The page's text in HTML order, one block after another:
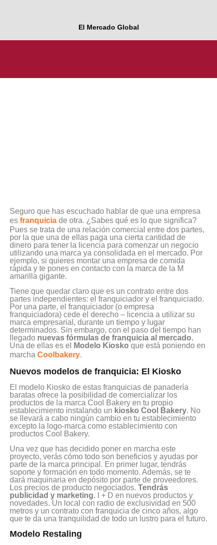
El Mercado Global
Seguro que has escuchado hablar de que una empresa
es franquicia de otra. ¿Sabes qué es lo que significa?
Pues se trata de una relación comercial entre dos partes,
por la que una de ellas paga una cierta cantidad de
dinero para tener la licencia para comenzar un negocio
utilizando una marca ya consolidada en el mercado. Por
ejemplo, si quieres montar una empresa de comida
rápida y te pones en contacto con la marca de la M
amarilla gigante.
Tiene que quedar claro que es un contrato entre dos
partes independientes: el franquiciador y el franquiciado.
Por una parte, el franquiciador (o empresa
franquiciadora) cede el derecho – licencia a utilizar su
marca empresarial, durante un tiempo y lugar
determinados. Sin embargo, con el paso del tiempo han
llegado nuevas fórmulas de franquicia al mercado.
Una de ellas es el
Modelo Kiosko que está poniendo en
marcha Coolbakery.
Nuevos modelos de franquicia: El Kiosko
El modelo Kiosko de estas franquicias de panadería
baratas ofrece la posibilidad de comercializar los
productos de la marca Cool Bakery en tu propio
establecimiento instalando un kiosko Cool Bakery. No
se llevará a cabo ningún cambio en tu establecimiento
excepto la logo-marca como establecimiento con
productos Cool Bakery.
Una vez que has decidido poner en marcha este
proyecto, verás cómo todo son beneficios y ayudas por
parte de la marca principal. En primer lugar, tendrás
soporte y formación en todo momento. Además, se te
dará maquinaria en depósito por parte de proveedores.
Los precios de producto negociados. Tendrás
publicidad y marketing. I + D en nuevos productos y
novedades. Un local con radio de exclusividad en 500
metros y un contrato con franquicia de cinco años, algo
que te da una tranquilidad de todo un lustro para el futuro.
Modelo Restaling